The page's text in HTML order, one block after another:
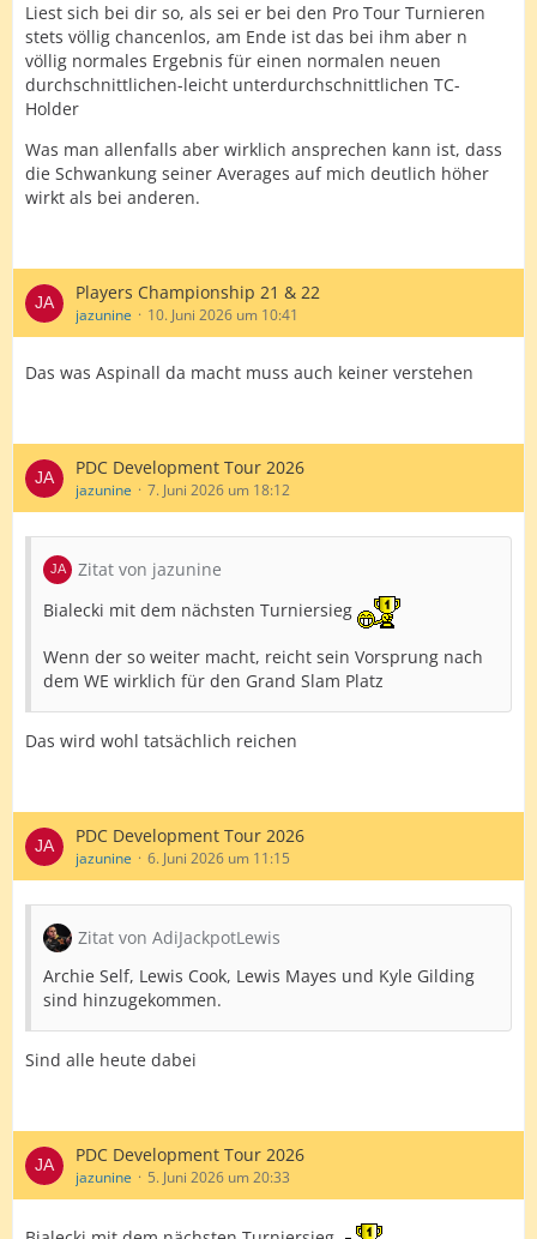
Liest sich bei dir so, als sei er bei den Pro Tour Turnieren
stets völlig chancenlos, am Ende ist das bei ihm aber n
völlig normales Ergebnis für einen normalen neuen
durchschnittlichen-leicht unterdurchschnittlichen TC-
Holder
Was man allenfalls aber wirklich ansprechen kann ist, dass
die Schwankung seiner Averages auf mich deutlich höher
wirkt als bei anderen.
Players Championship 21 & 22
jazunine 10. Juni 2026 um 10:41
Das was Aspinall da macht muss auch keiner verstehen
PDC Development Tour 2026
jazunine 7. Juni 2026 um 18:12
Zitat von jazunine
Bialecki mit dem nächsten Turniersieg
Wenn der so weiter macht, reicht sein Vorsprung nach
dem WE wirklich für den Grand Slam Platz
Das wird wohl tatsächlich reichen
PDC Development Tour 2026
jazunine 6. Juni 2026 um 11:15
Zitat von AdiJackpotLewis
Archie Self, Lewis Cook, Lewis Mayes und Kyle Gilding
sind hinzugekommen.
Sind alle heute dabei
PDC Development Tour 2026
jazunine 5. Juni 2026 um 20:33